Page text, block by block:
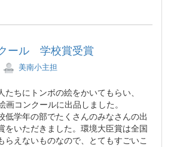
ール 学校賞受賞
美南小主担
ちにトンボの絵をかいてもらい、
コンクールに出品しました。
低学年の部でたくさんのみなさんの出
をいただきました。環境大臣賞は全国
らえないものなので、とてもすごいこ